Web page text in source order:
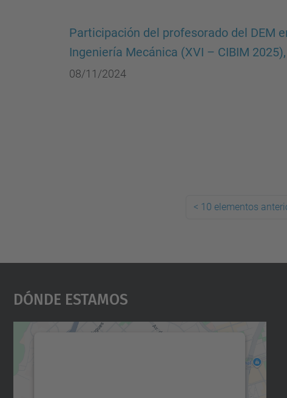
Participación del profesorado del DEM
Ingeniería Mecánica (XVI – CIBIM
08/11/2024
< 10 elementos
Dónde Estamos